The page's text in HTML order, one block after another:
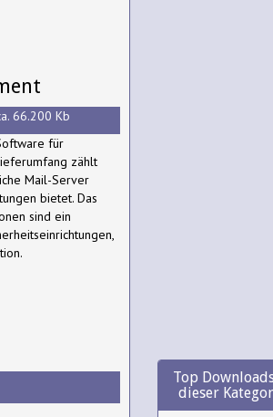
66.200 Kb
für
zählt
Mail-Server
bietet. Das
sind ein
Top
dieser